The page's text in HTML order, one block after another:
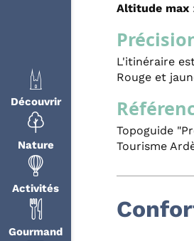
Découvrir
Nature
Activités
Gourmand
Altitude max
L'itinéraire
Rouge et
Topoguide
Tourisme